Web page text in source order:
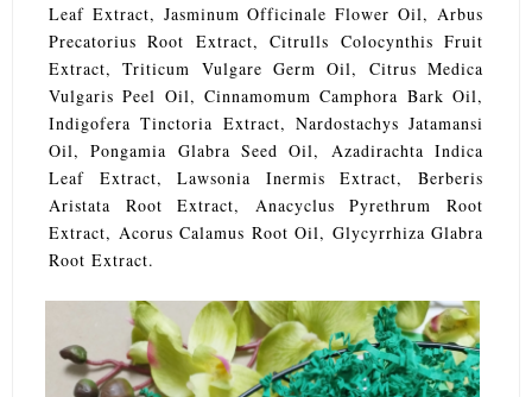
Leaf Extract, Jasminum Officinale Flower Oil, Arbus
Precatorius Root Extract, Citrulls Colocynthis Fruit
Extract, Triticum Vulgare Germ Oil, Citrus Medica
Vulgaris Peel Oil, Cinnamomum Camphora Bark Oil,
Indigofera Tinctoria Extract, Nardostachys Jatamansi
Oil, Pongamia Glabra Seed Oil, Azadirachta Indica
Leaf Extract, Lawsonia Inermis Extract, Berberis
Aristata Root Extract, Anacyclus Pyrethrum Root
Extract, Acorus Calamus Root Oil, Glycyrrhiza Glabra
Root Extract.